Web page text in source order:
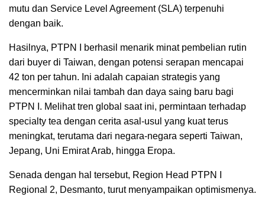
mutu dan Service Level Agreement (SLA) terpenuhi
dengan baik.
Hasilnya, PTPN I berhasil menarik minat pembelian rutin
dari buyer di Taiwan, dengan potensi serapan mencapai
42 ton per tahun. Ini adalah capaian strategis yang
mencerminkan nilai tambah dan daya saing baru bagi
PTPN I. Melihat tren global saat ini, permintaan terhadap
specialty tea dengan cerita asal-usul yang kuat terus
meningkat, terutama dari negara-negara seperti Taiwan,
Jepang, Uni Emirat Arab, hingga Eropa.
Senada dengan hal tersebut, Region Head PTPN I
Regional 2, Desmanto, turut menyampaikan optimismenya.